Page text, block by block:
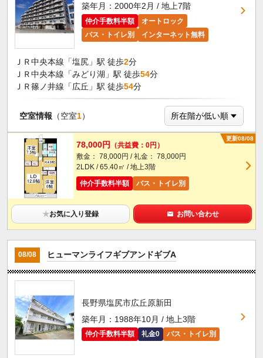
築年月：2000年2月 / 地上7階
仲介手数料半額
オートロック
バス・トイレ別
インターネット無料
ＪＲ中央本線「塩尻」駅 徒歩2分
ＪＲ中央本線「みどり湖」駅 徒歩54分
ＪＲ篠ノ井線「広丘」駅 徒歩54分
空室情報 （空室1）
更新08/08
78,000円
（共益費：0円）
敷金： 78,000円 / 礼金： 78,000円
2LDK / 65.40㎡ / 地上3階
仲介手数料半額
バス・トイレ別
★お気に入り登録 お問い合わせ
08/08 ヒューマンライフギブアンドギブA
長野県塩尻市広丘原新田
築年月：1988年10月 / 地上3階
仲介手数料半額 礼金0 バス・トイレ別